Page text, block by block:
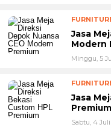
Jasa
Modern
Minggu, 5
Jasa
Premium
Sabtu, 4 Juli